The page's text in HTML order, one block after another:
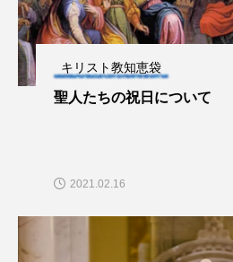
キリスト教知恵袋
聖人たちの祝日について
2021.02.16